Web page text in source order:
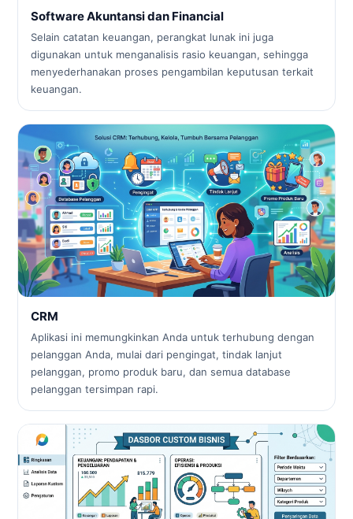
Software Akuntansi dan Financial
Selain catatan keuangan, perangkat lunak ini juga
digunakan untuk menganalisis rasio keuangan, sehingga
menyederhanakan proses pengambilan keputusan terkait
keuangan.
CRM
Aplikasi ini memungkinkan Anda untuk terhubung dengan
pelanggan Anda, mulai dari pengingat, tindak lanjut
pelanggan, promo produk baru, dan semua database
pelanggan tersimpan rapi.